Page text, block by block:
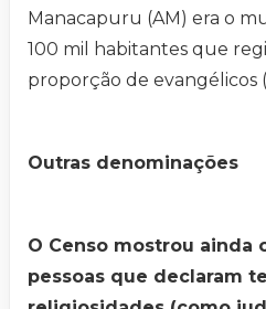
Manacapuru (AM) era o
100 mil habitantes que
proporção de evangélicos
Outras denominações
O Censo mostrou ainda
pessoas que declaram